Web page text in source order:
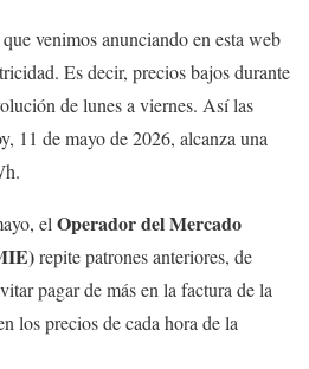
venimos anunciando en esta web
Es decir, precios bajos durante
de lunes a viernes. Así las
11 de mayo de 2026, alcanza una
el Operador del Mercado
repite patrones anteriores, de
pagar de más en la factura de la
los precios de cada hora de la